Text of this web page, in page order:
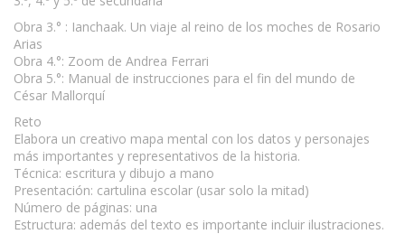
Obra 3.° : Ianchaak. Un viaje al reino de los moches de Rosario
Arias
Obra 4.°: Zoom de Andrea Ferrari
Obra 5.°: Manual de instrucciones para el fin del mundo de
César Mallorquí
Reto
Elabora un creativo mapa mental con los datos y personajes
más importantes y representativos de la historia.
Técnica: escritura y dibujo a mano
Presentación: cartulina escolar (usar solo la mitad)
Número de páginas: una
Estructura: además del texto es importante incluir ilustraciones.